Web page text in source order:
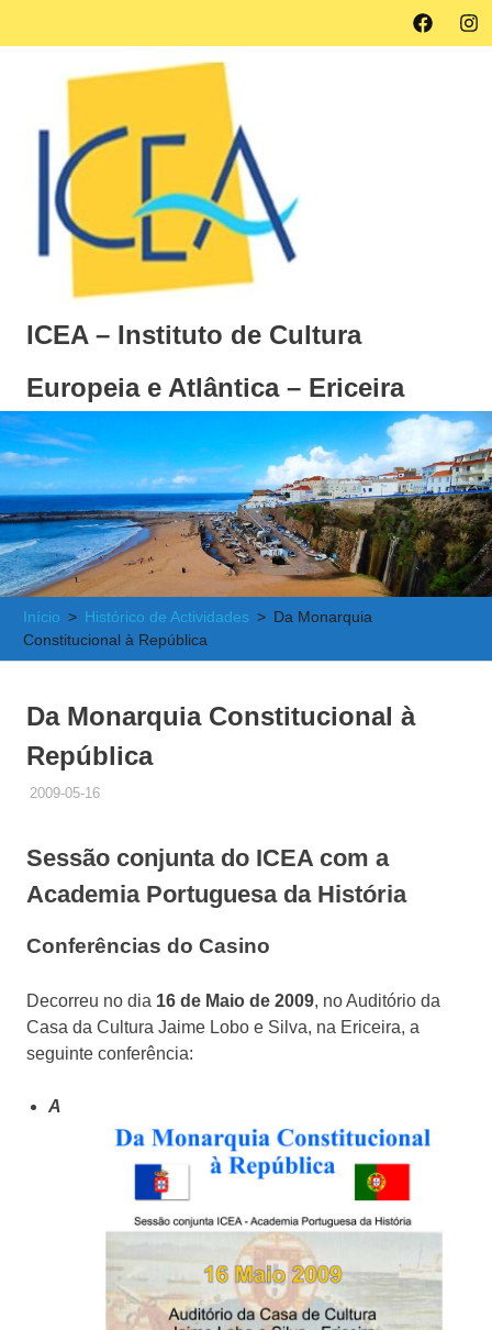
Facebook
ICEA – Instituto de Cultura
Europeia e Atlântica – Ericeira
Instituto
de
Cultura
Europeia
e
Atlântica
Início Histórico de Actividades
Da Monarquia
Constitucional à República
Da Monarquia Constitucional à
República
2009-05-16ADMINISTRADOR
HISTÓRICO DE ACTIVIDADES
Sessão conjunta do ICEA com a
Academia Portuguesa da História
Conferências do Casino
Decorreu no dia 16 de Maio de 2009, no Auditório da
Casa da Cultura Jaime Lobo e Silva, na Ericeira, a
seguinte conferência:
A